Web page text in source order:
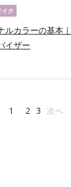
ク
ルカラーの基本
イザー
1 2 3 次へ